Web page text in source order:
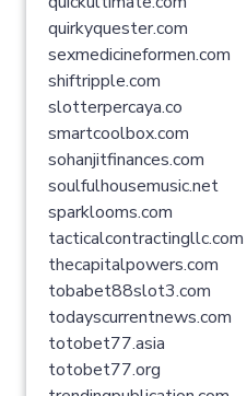
quirkyquester.com
sexmedicineformen.com
shiftripple.com
slotterpercaya.co
smartcoolbox.com
sohanjitfinances.com
soulfulhousemusic.net
sparklooms.com
tacticalcontractingllc.com
thecapitalpowers.com
tobabet88slot3.com
todayscurrentnews.com
totobet77.asia
totobet77.org